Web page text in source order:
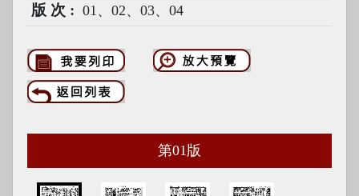
版次 01、02、03、04
第01 版